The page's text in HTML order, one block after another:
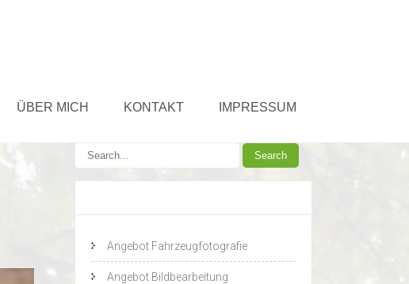
ÜBER MICH KONTAKT IMPRESSUM
Angebot Fahrzeugfotografie
Angebot Bildbearbeitung